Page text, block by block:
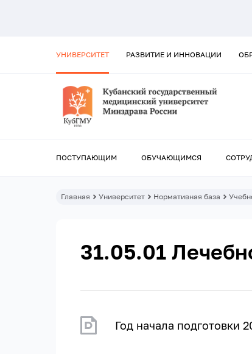
УНИВЕРСИТЕТ РАЗВИТИЕ И ИННОВАЦИИ
ПОСТУПАЮЩИМ ОБУЧАЮЩИМСЯ
Главная Университет Нормативная база
31.05.01
Год начала подготовки